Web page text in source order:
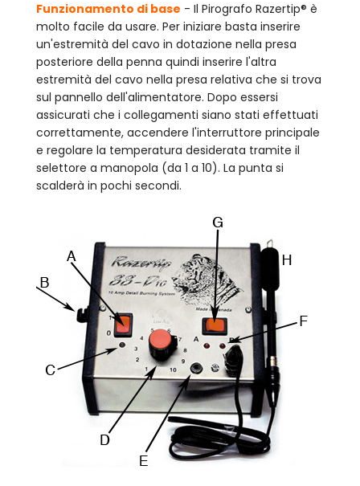
Funzionamento di base - Il Pirografo Razertip® è
molto facile da usare. Per iniziare basta inserire
un'estremità del cavo in dotazione nella presa
posteriore della penna quindi inserire l'altra
estremità del cavo nella presa relativa che si trova
sul pannello dell'alimentatore. Dopo essersi
assicurati che i collegamenti siano stati effettuati
correttamente, accendere l'interruttore principale
e regolare la temperatura desiderata tramite il
selettore a manopola (da 1 a 10). La punta si
scalderà in pochi secondi.